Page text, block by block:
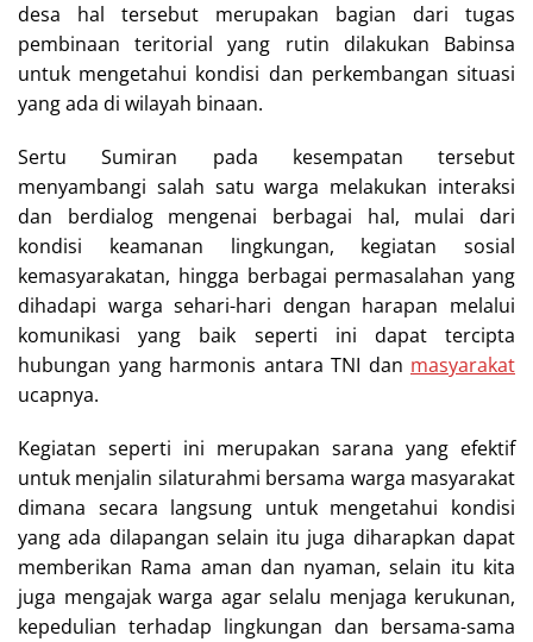
desa hal tersebut merupakan bagian dari tugas
pembinaan teritorial yang rutin dilakukan Babinsa
untuk mengetahui kondisi dan perkembangan situasi
yang ada di wilayah binaan.
Sertu Sumiran pada kesempatan tersebut
menyambangi salah satu warga melakukan interaksi
dan berdialog mengenai berbagai hal, mulai dari
kondisi keamanan lingkungan, kegiatan sosial
kemasyarakatan, hingga berbagai permasalahan yang
dihadapi warga sehari-hari dengan harapan melalui
komunikasi yang baik seperti ini dapat tercipta
hubungan yang harmonis antara TNI dan masyarakat
ucapnya.
Kegiatan seperti ini merupakan sarana yang efektif
untuk menjalin silaturahmi bersama warga masyarakat
dimana secara langsung untuk mengetahui kondisi
yang ada dilapangan selain itu juga diharapkan dapat
memberikan Rama aman dan nyaman, selain itu kita
juga mengajak warga agar selalu menjaga kerukunan,
kepedulian terhadap lingkungan dan bersama-sama